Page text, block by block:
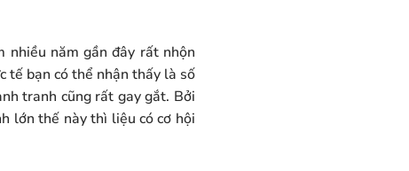
nhiều năm gần đây rất nhộn
tế bạn có thể nhận thấy là số
tranh cũng rất gay gắt. Bởi
lớn thế này thì liệu có cơ hội